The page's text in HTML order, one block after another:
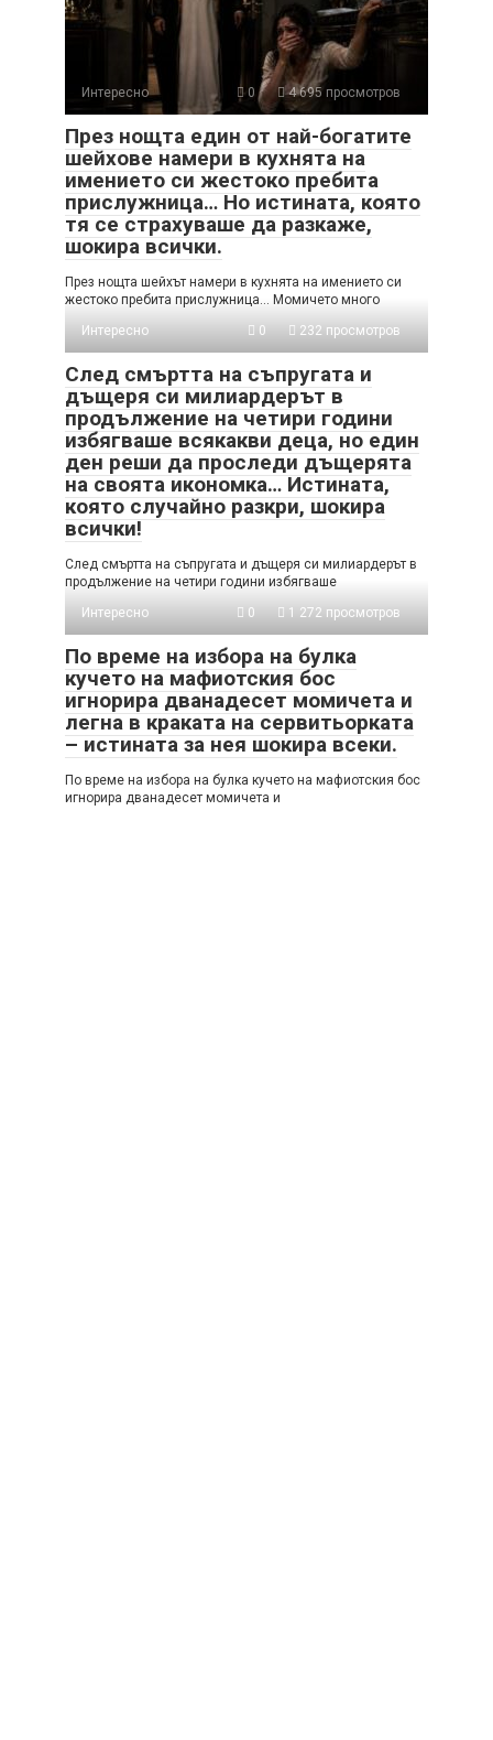
Интересно 0 4 695 просмотров
През нощта един от най-богатите
шейхове намери в кухнята на
имението си жестоко пребита
прислужница… Но истината, която
тя се страхуваше да разкаже,
шокира всички.
През нощта шейхът намери в кухнята на имението си
жестоко пребита прислужница… Момичето много
Интересно
0 232 просмотров
След смъртта на съпругата и
дъщеря си милиардерът в
продължение на четири години
избягваше всякакви деца, но един
ден реши да проследи дъщерята
на своята икономка… Истината,
която случайно разкри, шокира
всички!
След смъртта на съпругата и дъщеря си милиардерът в
продължение на четири години избягваше
Интересно
0 1 272 просмотров
По време на избора на булка
кучето на мафиотския бос
игнорира дванадесет момичета и
легна в краката на сервитьорката
– истината за нея шокира всеки.
По време на избора на булка кучето на мафиотския бос
игнорира дванадесет момичета и